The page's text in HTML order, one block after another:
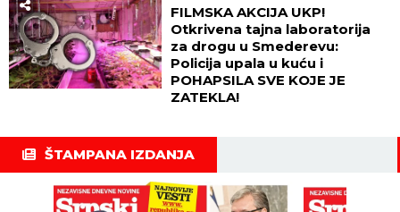
FILMSKA AKCIJA UKP!
Otkrivena tajna laboratorija
za drogu u Smederevu:
Policija upala u kuću i
POHAPSILA SVE KOJE JE
ZATEKLA!
ŠTAMPANA IZDANJA